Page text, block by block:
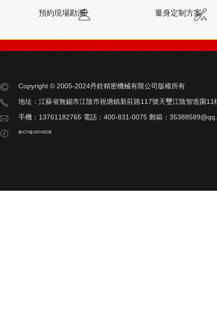
預約現場勘測 量身定制方案
Copyright © 2005-2024丹銓精密機械有限公司版權所有
地址：江蘇省無錫市江陰市祝塘鎮新莊路117號天璽江陰智造園11
手機：13761182765 電話：400-831-0075 郵箱：
蘇ICP備19074352號